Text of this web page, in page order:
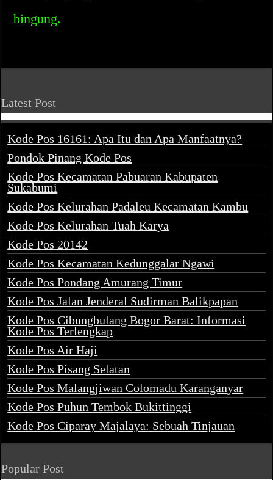
bingung.
Latest Post
Kode Pos 16161: Apa Itu dan Apa Manfaatnya?
Pondok Pinang Kode Pos
Kode Pos Kecamatan Pabuaran Kabupaten
Sukabumi
Kode Pos Kelurahan Padaleu Kecamatan Kambu
Kode Pos Kelurahan Tuah Karya
Kode Pos 20142
Kode Pos Kecamatan Kedunggalar Ngawi
Kode Pos Pondang Amurang Timur
Kode Pos Jalan Jenderal Sudirman Balikpapan
Kode Pos Cibungbulang Bogor Barat: Informasi
Kode Pos Terlengkap
Kode Pos Air Haji
Kode Pos Pisang Selatan
Kode Pos Malangjiwan Colomadu Karanganyar
Kode Pos Puhun Tembok Bukittinggi
Kode Pos Ciparay Majalaya: Sebuah Tinjauan
Popular Post